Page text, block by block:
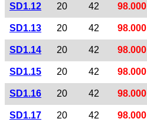
SD1.12 20 42 98.000
SD1.13 20 42 98.000
SD1.14 20 42 98.000
SD1.15 20 42 98.000
SD1.16 20 42 98.000
SD1.17 20 42 98.000